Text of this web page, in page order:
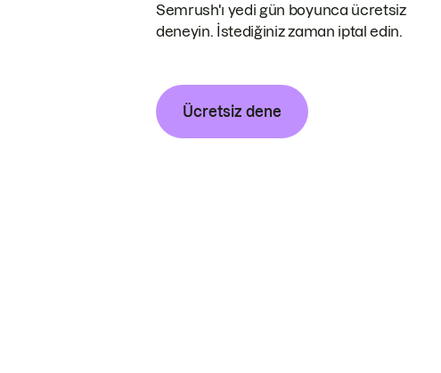
Semrush'ı yedi gün boyunca ücretsiz
deneyin. İstediğiniz zaman iptal edin.
Ücretsiz dene